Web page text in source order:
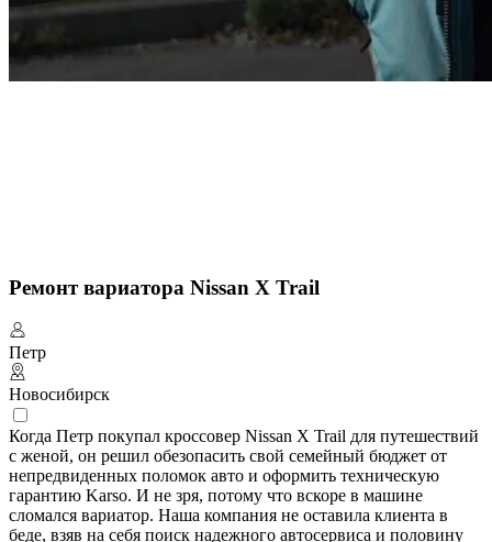
Ремонт вариатора Nissan X Trail
Петр
Новосибирск
Когда Петр покупал кроссовер Nissan X Trail для путешествий
с женой, он решил обезопасить свой семейный бюджет от
непредвиденных поломок авто и оформить техническую
гарантию Karso. И не зря, потому что вскоре в машине
сломался вариатор. Наша компания не оставила клиента в
беде, взяв на себя поиск надежного автосервиса и половину